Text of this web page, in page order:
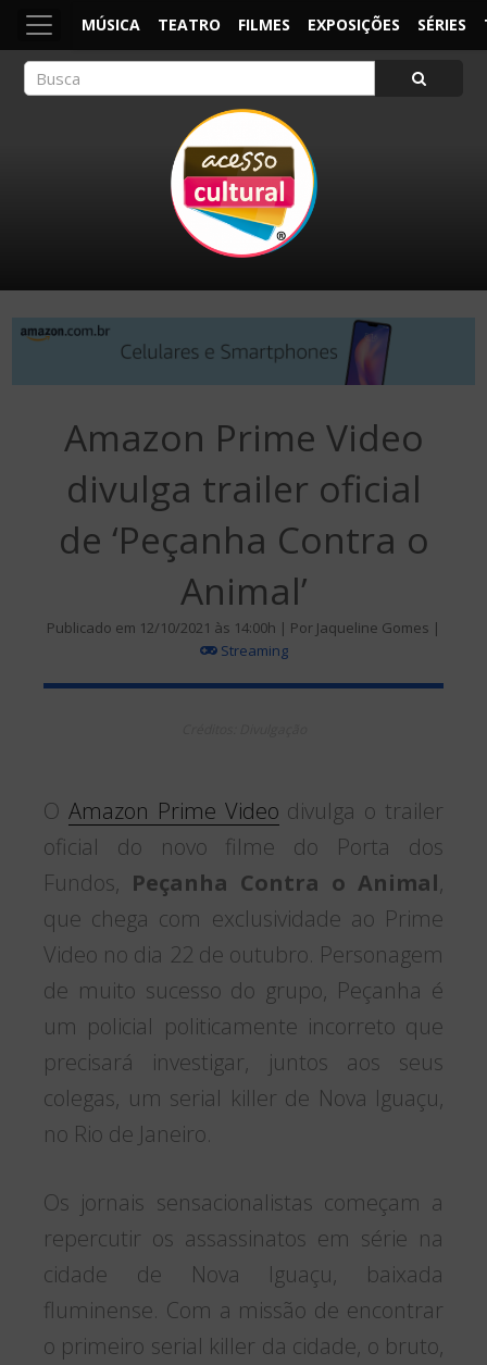
MÚSICA TEATRO FILMES EXPOSIÇÕES SÉRIES
Amazon Prime Video
divulga trailer oficial
de ‘Peçanha Contra o
Animal’
Publicado em 12/10/2021 às 14:00h | Por Jaqueline Gomes |
Streaming
O Amazon Prime Video divulga o trailer
oficial do novo filme do Porta dos
Fundos, Peçanha Contra o Animal,
que chega com exclusividade ao Prime
Video no dia 22 de outubro. Personagem
de muito sucesso do grupo, Peçanha é
um policial politicamente incorreto que
precisará investigar, juntos aos seus
colegas, um serial killer de Nova Iguaçu,
no Rio de Janeiro.
Os jornais sensacionalistas começam a
repercutir os assassinatos em série na
cidade de Nova Iguaçu, baixada
fluminense. Com a missão de encontrar
o primeiro serial killer da cidade, o bruto,